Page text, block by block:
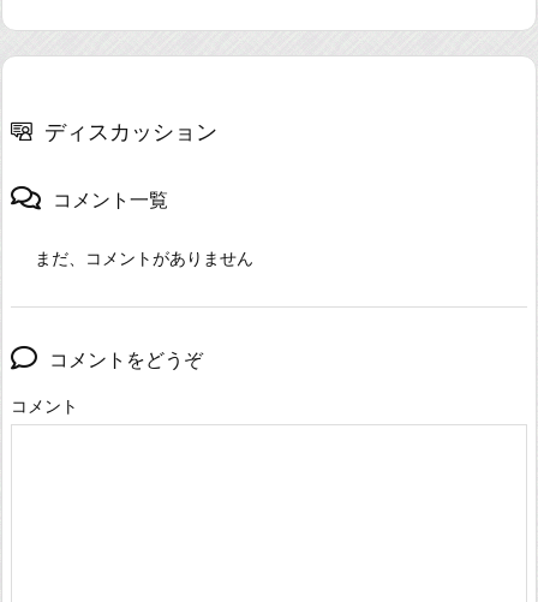
ディスカッション
コメント一覧
まだ、コメントがありません
コメントをどうぞ
コメント